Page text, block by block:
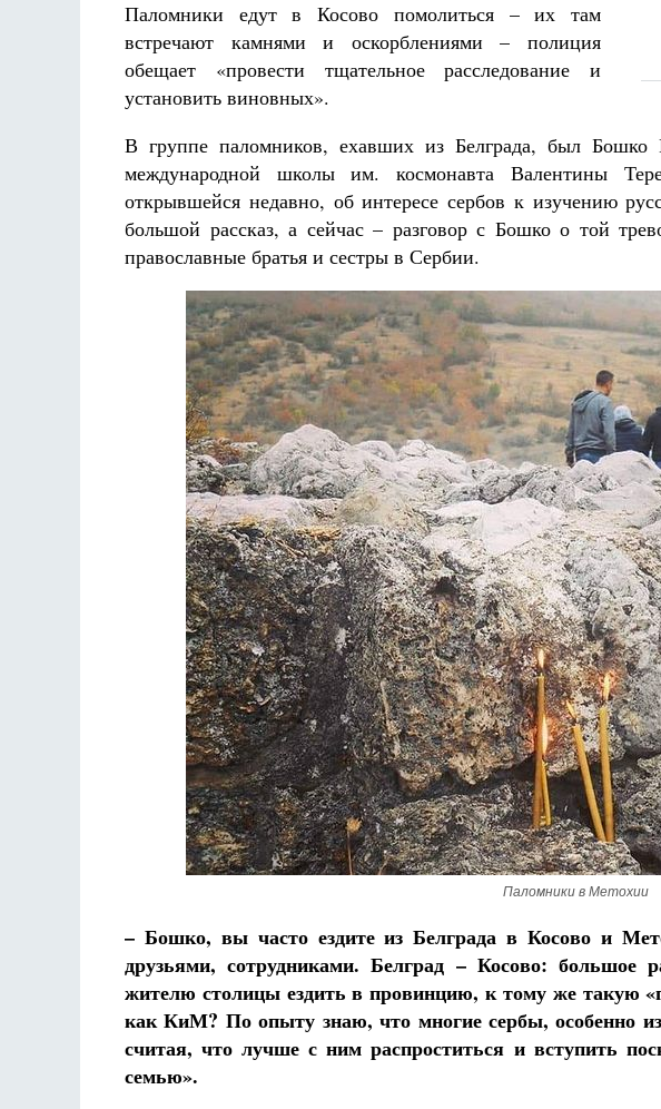
Паломники едут в Косово помолиться – их там
встречают камнями и оскорблениями – полиция
обещает «провести тщательное расследование и
установить виновных».
В группе паломников, ехавших из Белграда, был Бошко
международной школы им. космонавта Валентины
открывшейся недавно, об интересе сербов к изучению
большой рассказ, а сейчас – разговор с Бошко о той
православные братья и сестры в Сербии.
Паломники в Метохии
– Бошко, вы часто ездите из Белграда в Косово и
друзьями, сотрудниками. Белград – Косово: большое
жителю столицы ездить в провинцию, к тому же такую
как КиМ? По опыту знаю, что многие сербы, особенно
считая, что лучше с ним распроститься и вступить
семью».